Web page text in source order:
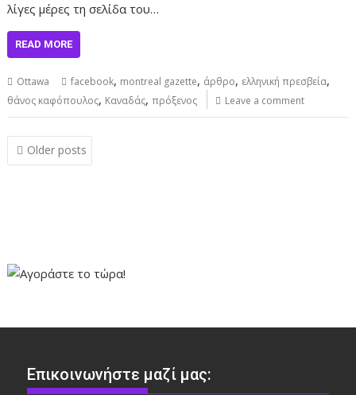
λίγες μέρες τη σελίδα του…
READ MORE
Ottawa facebook, montreal gazette, άρθρο, ελληνική πρεσβεία,
θάνος καφόπουλος, Καναδάς,πρόξενος Leave a comment
Posts
navigation
Older posts
Επικοινωνήστε μαζί μας: